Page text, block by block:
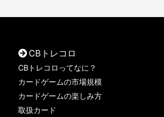
CBトレコロ
CBトレコロってなに？
カードゲームの市場規模
カードゲームの楽しみ方
取扱カード